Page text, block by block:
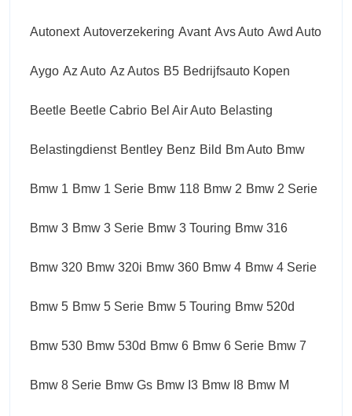
Autonext Autoverzekering Avant Avs Auto Awd Auto
Aygo Az Auto Az Autos B5 Bedrijfsauto Kopen
Beetle Beetle Cabrio Bel Air Auto Belasting
Belastingdienst Bentley Benz Bild Bm Auto Bmw
Bmw 1 Bmw 1 Serie Bmw 118 Bmw 2 Bmw 2 Serie
Bmw 3 Bmw 3 Serie Bmw 3 Touring Bmw 316
Bmw 320 Bmw 320i Bmw 360 Bmw 4 Bmw 4 Serie
Bmw 5 Bmw 5 Serie Bmw 5 Touring Bmw 520d
Bmw 530 Bmw 530d Bmw 6 Bmw 6 Serie Bmw 7
Bmw 8 Serie Bmw Gs Bmw I3 Bmw I8 Bmw M